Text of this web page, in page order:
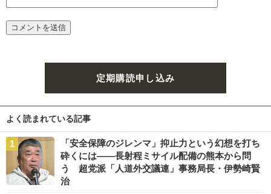
定期購読申し込み
よく読まれている記事
「安全保障のジレンマ」抑止力という幻想を打ち
砕くには――長射程ミサイル配備の熊本から問
う 超党派「人道外交議連」事務局長・伊勢崎賢
治